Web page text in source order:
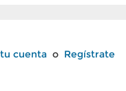
cuenta o Regístrate